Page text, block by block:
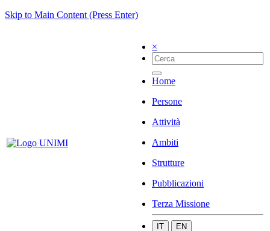
Skip to Main Content (Press Enter)
×
Home
Persone
Attività
Ambiti
Strutture
Pubblicazioni
Terza Missione
IT EN